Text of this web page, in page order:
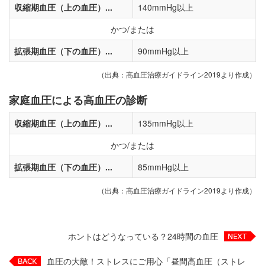
収縮期血圧（上の血圧）...
140mmHg以上
かつ/または
拡張期血圧（下の血圧）...
90mmHg以上
（出典：高血圧治療ガイドライン2019より作成）
家庭血圧による高血圧の診断
収縮期血圧（上の血圧）...
135mmHg以上
かつ/または
拡張期血圧（下の血圧）...
85mmHg以上
（出典：高血圧治療ガイドライン2019より作成）
ホントはどうなっている？24時間の血圧
血圧の大敵！ストレスにご用心「昼間高血圧（ストレ